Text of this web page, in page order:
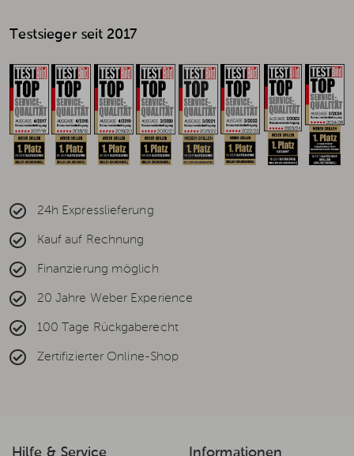
Testsieger seit 2017
24h Expresslieferung
Kauf auf Rechnung
Finanzierung möglich
20 Jahre Weber Experience
100 Tage Rückgaberecht
Zertifizierter Online-Shop
Hilfe & Service Informationen